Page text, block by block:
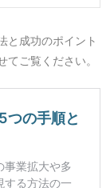
と成功のポイント
てご覧ください。